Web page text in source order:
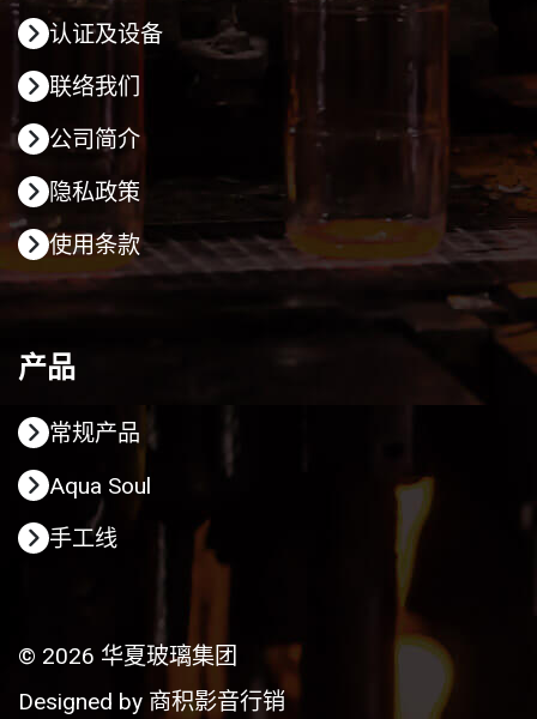
认证及设备
联络我们
公司简介
隐私政策
使用条款
产品
常规产品
Aqua Soul
手工线
© 2026 华夏玻璃集团
Designed by 商积影音行销